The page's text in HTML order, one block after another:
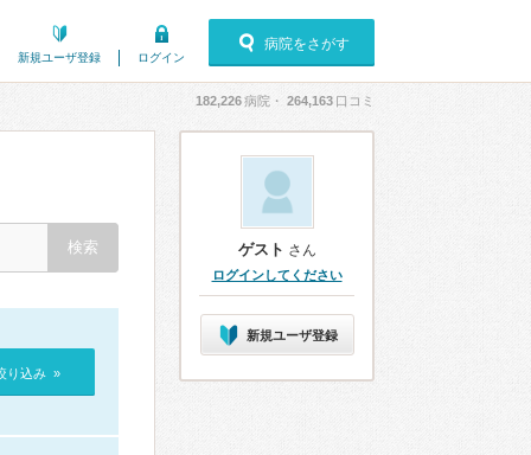
新規ユーザ登録 ログイン
病院をさがす
182,226病院・ 264,163 口コミ
り込み »
ゲスト さん
ログインしてください
新規ユーザ登録